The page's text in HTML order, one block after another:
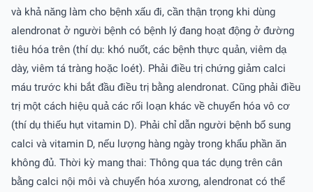
và khả năng làm cho bệnh xấu đi, cần thận trọng khi dùng
alendronat ở người bệnh có bệnh lý đang hoạt động ở đường
tiêu hóa trên (thí dụ: khó nuốt, các bệnh thực quản, viêm dạ
dày, viêm tá tràng hoặc loét). Phải điều trị chứng giảm calci
máu trước khi bắt đầu điều trị bằng alendronat. Cũng phải điều
trị một cách hiệu quả các rối loạn khác về chuyển hóa vô cơ
(thí dụ thiếu hụt vitamin D). Phải chỉ dẫn người bệnh bổ sung
calci và vitamin D, nếu lượng hàng ngày trong khẩu phần ăn
không đủ. Thời kỳ mang thai: Thông qua tác dụng trên cân
bằng calci nội môi và chuyển hóa xương, alendronat có thể